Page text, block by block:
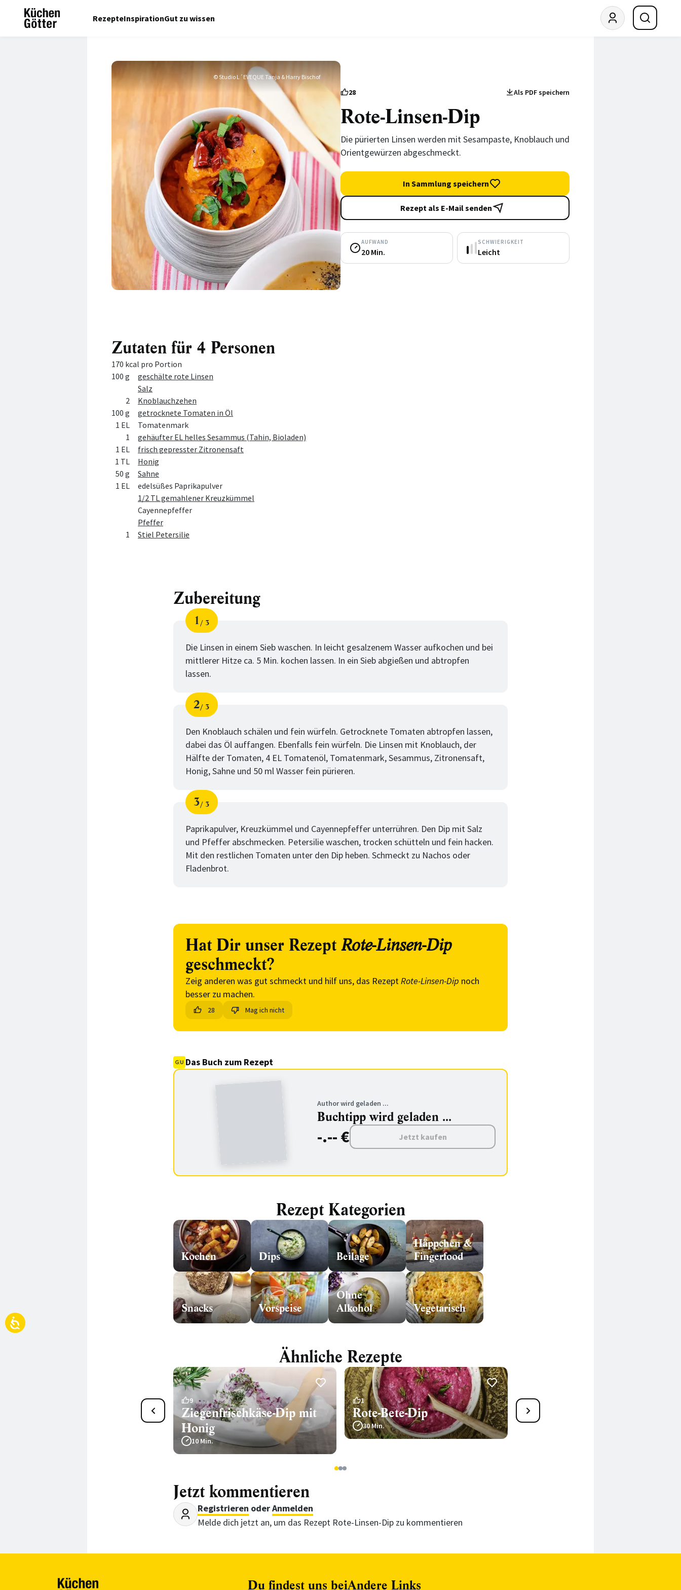
RezepteInspirationGut zu wissen
© Studio L´EVEQUE Tanja & Harry Bischof
28 Als PDF speichern
Rote-Linsen-Dip
Die pürierten Linsen werden mit Sesampaste, Knoblauch und
Orientgewürzen abgeschmeckt.
In Sammlung speichern
Rezept als E-Mail senden
AUFWAND
20 Min.
SCHWIERIGKEIT
Leicht
Zutaten für 4 Personen
170 kcal pro Portion
Menge
Zutat
100 g
geschälte rote Linsen
Salz
2
Knoblauchzehen
100 g
getrocknete Tomaten in Öl
1 EL
Tomatenmark
1
gehäufter EL helles Sesammus (Tahin, Bioladen)
1 EL
frisch gepresster Zitronensaft
1 TL
Honig
50 g
Sahne
1 EL
edelsüßes Paprikapulver
1/2 TL gemahlener Kreuzkümmel
Cayennepfeffer
Pfeffer
1
Stiel Petersilie
Zubereitung
Schritt
1
von
3
Die Linsen in einem Sieb waschen. In leicht gesalzenem Wasser aufkochen und bei
mittlerer Hitze ca. 5 Min. kochen lassen. In ein Sieb abgießen und abtropfen
lassen.
Schritt
2
von
3
Den Knoblauch schälen und fein würfeln. Getrocknete Tomaten abtropfen lassen,
dabei das Öl auffangen. Ebenfalls fein würfeln. Die Linsen mit Knoblauch, der
Hälfte der Tomaten, 4 EL Tomatenöl, Tomatenmark, Sesammus, Zitronensaft,
Honig, Sahne und 50 ml Wasser fein pürieren.
Schritt
3
von
3
Paprikapulver, Kreuzkümmel und Cayennepfeffer unterrühren. Den Dip mit Salz
und Pfeffer abschmecken. Petersilie waschen, trocken schütteln und fein hacken.
Mit den restlichen Tomaten unter den Dip heben. Schmeckt zu Nachos oder
Fladenbrot.
Hat Dir unser Rezept Rote-Linsen-Dip
geschmeckt?
Zeig anderen was gut schmeckt und hilf uns, das RezeptRote-Linsen-Dip noch
besser zu machen.
28 Mag ich nicht
Das Buch zum Rezept
Author wird geladen ...
Buchtipp wird geladen ...
-.-- € Jetzt kaufen
Rezept Kategorien
Kochen Dips Beilage
Häppchen &
Fingerfood
Snacks Vorspeise
Ohne
Alkohol
Vegetarisch
Ähnliche Rezepte
9
Ziegenfrischkäse-Dip mit
Honig
10 Min.
1
Rote-Bete-Dip
30 Min.
1
Rote-Linsen-Dal
25 Min.
123
Jetzt kommentieren
Registrieren oderAnmelden
Melde dich jetzt an, um das Rezept Rote-Linsen-Dip zu kommentieren
Du findest uns beiAndere Links